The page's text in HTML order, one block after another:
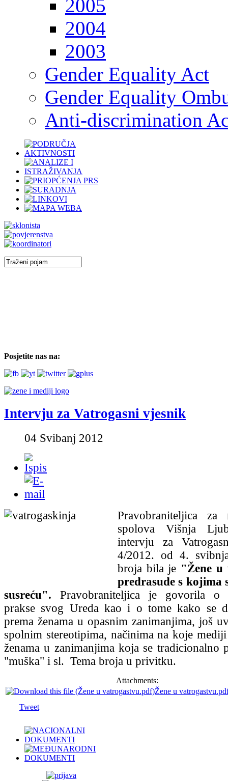
2005
2004
2003
Gender Equality Act
Gender Equality
Anti-discrimination
Posjetite nas na:
Intervju za Vatrogasni vjesnik
04 Svibanj 2012
Pravobraniteljica za
spolova Višnja
intervju za
4/2012. od 4.
broja bila je "Žene u
predrasude s kojima
susreću". Pravobraniteljica je govorila o
prakse svog Ureda kao i o tome kako se
prema ženama u opasnim zanimanjima, još
spolnim stereotipima, načinima na koje
ženama u zanimanjima koja se tradicionalno
"muška" i sl. Tema broja u privitku.
Attachments:
Žene u
Tweet